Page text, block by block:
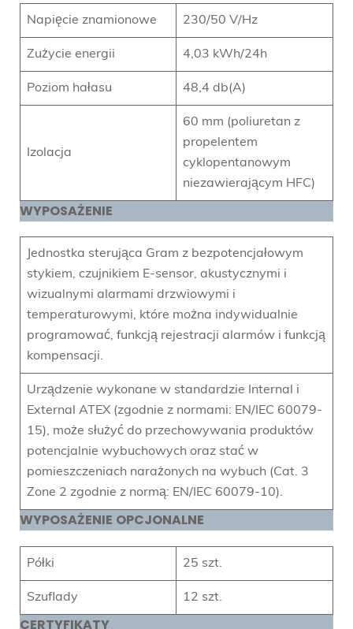
Napięcie znamionowe 230/50 V/Hz
Zużycie energii 4,03 kWh/24h
Poziom hałasu 48,4 db(A)
Izolacja
60 mm (poliuretan z
propelentem
cyklopentanowym
niezawierającym HFC)
WYPOSAŻENIE
Jednostka sterująca Gram z bezpotencjałowym
stykiem, czujnikiem E-sensor, akustycznymi i
wizualnymi alarmami drzwiowymi i
temperaturowymi, które można indywidualnie
programować, funkcją rejestracji alarmów i funkcją
kompensacji.
Urządzenie wykonane w standardzie Internal i
External ATEX (zgodnie z normami: EN/IEC 60079-
15), może służyć do przechowywania produktów
potencjalnie wybuchowych oraz stać w
pomieszczeniach narażonych na wybuch (Cat. 3
Zone 2 zgodnie z normą: EN/IEC 60079-10).
WYPOSAŻENIE OPCJONALNE
Półki 25 szt.
Szuflady 12 szt.
CERTYFIKATY